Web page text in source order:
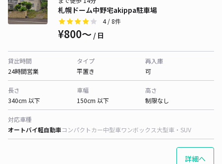
札幌ドーム中野宅akippa駐車場
4/ 8件
¥800〜 / 日
貸出時間
24時間営業
タイプ
平置き
再入庫
可
長さ
340cm 以下
車幅
150cm 以下
高さ
制限なし
対応車種
オートバイ軽自動車コンパクトカー中型車ワンボックス大型車・SUV
詳細へ